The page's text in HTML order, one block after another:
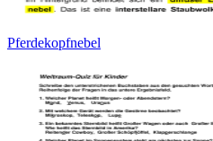
Pferdekopfnebel